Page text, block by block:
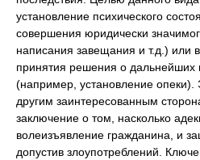
установление психического
совершения юридически
написания завещания и т.д.) или
принятия решения о дальнейших
(например, установление опеки).
другим заинтересованным
заключение о том, насколько
волеизъявление гражданина, и
допустив злоупотреблений.